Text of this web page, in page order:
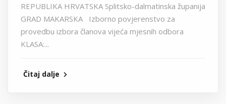
REPUBLIKA HRVATSKA Splitsko-dalmatinska županija
GRAD MAKARSKA Izborno povjerenstvo za
provedbu izbora članova vijeća mjesnih odbora
KLASA:...
Čitaj dalje